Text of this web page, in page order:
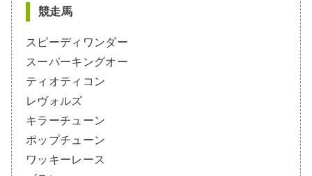
競走馬
スピーディワンダー
スーパーキングオー
ティオティコン
レヴォルズ
キラーチューン
ポップチューン
ワッキーレース